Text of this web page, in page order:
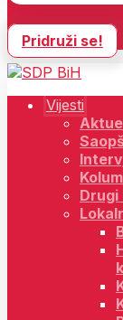
Pridruži se!
Vijesti
Drugi